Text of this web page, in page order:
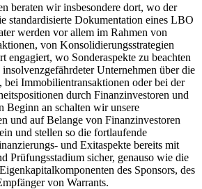
beraten wir insbesondere dort, wo der
standardisierte Dokumentation eines LBO
werden vor allem im Rahmen von
von Konsolidierungsstrategien
engagiert, wo Sonderaspekte zu beachten
Unternehmen über die
bei Immobilientransaktionen oder bei der
durch Finanzinvestoren und
Beginn an schalten wir unsere
und auf Belange von Finanzinvestoren
und stellen so die fortlaufende
und Exitaspekte bereits mit
Prüfungsstadium sicher, genauso wie die
des Sponsors, des
von Warrants.